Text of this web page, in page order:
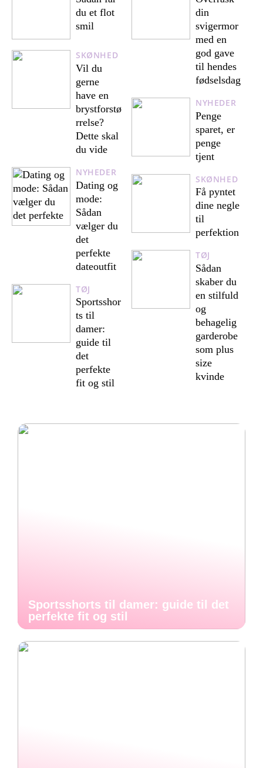
du et flot
smil
SKØNHED
Vil du
gerne
have en
brystforstø
rrelse?
Dette skal
du vide
NYHEDER
Dating og
mode:
Sådan
vælger du
det
perfekte
dateoutfit
TØJ
Sportsshor
ts til
damer:
guide til
det
perfekte
fit og stil
din
svigermor
med en
god gave
til hendes
fødselsdag
NYHEDER
Penge
sparet, er
penge
tjent
SKØNHED
Få pyntet
dine negle
til
perfektion
TØJ
Sådan
skaber du
en stilfuld
og
behagelig
garderobe
som plus
size
kvinde
Sportsshorts til damer: guide til det
perfekte fit og stil